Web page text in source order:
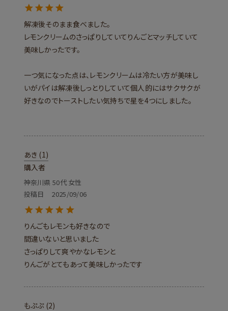
解凍後そのまま食べました。
レモンクリームのさっぱりしていてりんごとマッチしていて
美味しかったです。
一つ気になった点は、レモンクリームは冷たい方が美味し
いがパイは解凍後しっとりしていて個人的にはサクサクが
好きなのでトーストしたい気持ちで星を4つにしました。
あき 1
購入者
神奈川県 50代 女性
投稿日
2025/09/06
りんごもレモンも好きなので
間違いないと思いました
さっぱりして爽やかなレモンと
もぷぷ 2